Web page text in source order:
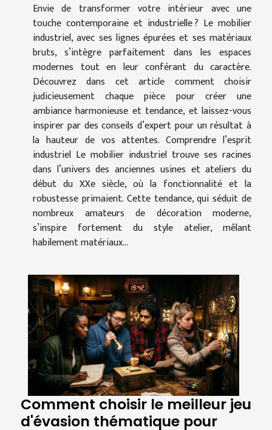
Envie de transformer votre intérieur avec une
touche contemporaine et industrielle ? Le mobilier
industriel, avec ses lignes épurées et ses matériaux
bruts, s’intègre parfaitement dans les espaces
modernes tout en leur conférant du caractère.
Découvrez dans cet article comment choisir
judicieusement chaque pièce pour créer une
ambiance harmonieuse et tendance, et laissez-vous
inspirer par des conseils d’expert pour un résultat à
la hauteur de vos attentes. Comprendre l’esprit
industriel Le mobilier industriel trouve ses racines
dans l’univers des anciennes usines et ateliers du
début du XXe siècle, où la fonctionnalité et la
robustesse primaient. Cette tendance, qui séduit de
nombreux amateurs de décoration moderne,
s’inspire fortement du style atelier, mêlant
habilement matériaux...
Comment choisir le meilleur jeu
d'évasion thématique pour